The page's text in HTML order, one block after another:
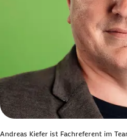
Andreas Kiefer ist Fachreferent im